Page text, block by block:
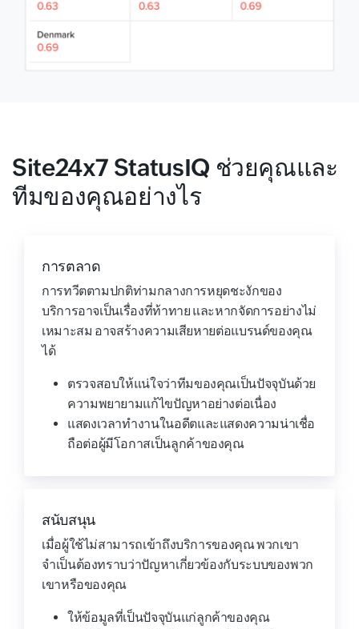
Site24x7 StatusIQ ช่วยคุณและ
ทีมของคุณอย่างไร
การตลาด
การทวีตตามปกติท่ามกลางการหยุดชะงักของ
บริการอาจเป็นเรื่องที่ท้าทาย และหากจัดการอย่างไม่
เหมาะสม อาจสร้างความเสียหายต่อแบรนด์ของคุณ
ได้
ตรวจสอบให้แน่ใจว่าทีมของคุณเป็นปัจจุบันด้วย
ความพยายามแก้ไขปัญหาอย่างต่อเนื่อง
แสดงเวลาทำงานในอดีตและแสดงความน่าเชื่อ
ถือต่อผู้มีโอกาสเป็นลูกค้าของคุณ
สนับสนุน
เมื่อผู้ใช้ไม่สามารถเข้าถึงบริการของคุณ พวกเขา
จำเป็นต้องทราบว่าปัญหาเกี่ยวข้องกับระบบของพวก
เขาหรือของคุณ
ให้ข้อมูลที่เป็นปัจจุบันแก่ลูกค้าของคุณ